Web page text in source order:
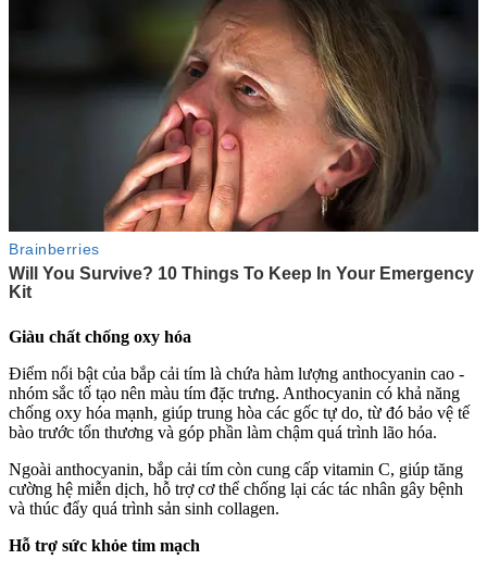
Giàu chất chống oxy hóa
Điểm nổi bật của bắp cải tím là chứa hàm lượng anthocyanin cao -
nhóm sắc tố tạo nên màu tím đặc trưng. Anthocyanin có khả năng
chống oxy hóa mạnh, giúp trung hòa các gốc tự do, từ đó bảo vệ tế
bào trước tổn thương và góp phần làm chậm quá trình lão hóa.
Ngoài anthocyanin, bắp cải tím còn cung cấp vitamin C, giúp tăng
cường hệ miễn dịch, hỗ trợ c‌ơ th‌ể chống lại các tác nhân gây bệnh
và thúc đẩy quá trình sản sinh collagen.
Hỗ trợ sức khỏe tim mạch